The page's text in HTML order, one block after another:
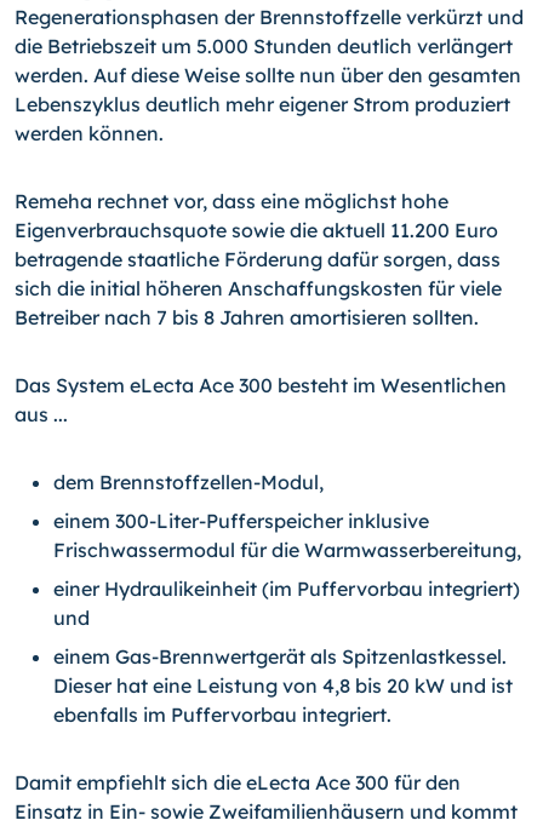
Regenerationsphasen der Brennstoffzelle verkürzt und
die Betriebszeit um 5.000 Stunden deutlich verlängert
werden. Auf diese Weise sollte nun über den gesamten
Lebenszyklus deutlich mehr eigener Strom produziert
werden können.
Remeha rechnet vor, dass eine möglichst hohe
Eigenverbrauchsquote sowie die aktuell 11.200 Euro
betragende staatliche Förderung dafür sorgen, dass
sich die initial höheren Anschaffungskosten für viele
Betreiber nach 7 bis 8 Jahren amortisieren sollten.
Das System eLecta Ace 300 besteht im Wesentlichen
aus ...
dem Brennstoffzellen-Modul,
einem 300-Liter-Pufferspeicher inklusive
Frischwassermodul für die Warmwasserbereitung,
einer Hydraulikeinheit (im Puffervorbau integriert)
und
einem Gas-Brennwertgerät als Spitzenlastkessel.
Dieser hat eine Leistung von 4,8 bis 20 kW und ist
ebenfalls im Puffervorbau integriert.
Damit empfiehlt sich die eLecta Ace 300 für den
Einsatz in Ein- sowie Zweifamilienhäusern und kommt